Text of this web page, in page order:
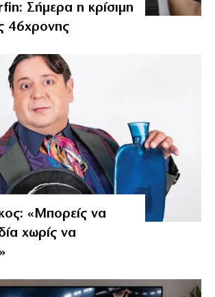
Σήμερα η κρίσιμη
46χρονης
«Μπορείς να
χωρίς να